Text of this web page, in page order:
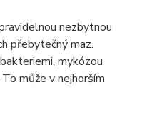
nezbytnou
přebytečný maz.
mykózou
může v nejhorším